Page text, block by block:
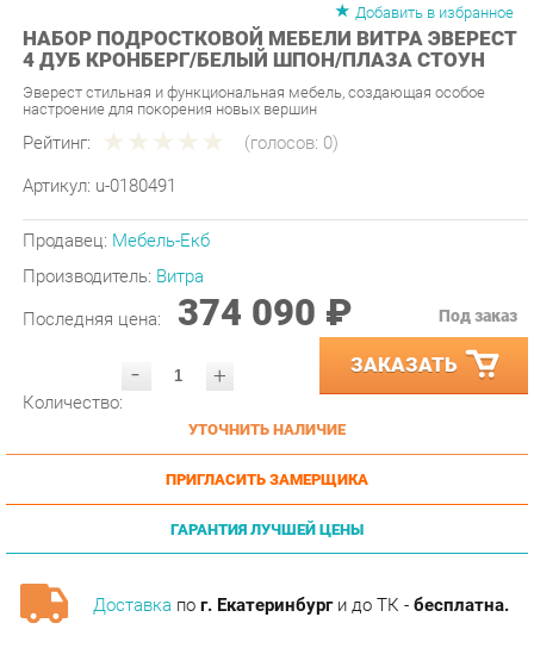
НАБОР ПОДРОСТКОВОЙ МЕБЕЛИ ВИТРА ЭВЕРЕСТ
4 ДУБ КРОНБЕРГ/БЕЛЫЙ ШПОН/ПЛАЗА СТОУН
Эверест стильная и функциональная мебель, создающая особое
Рейтинг: (голосов:0
Артикул: u-0180491
Производитель:Витра
Последняя цена: 374 090 ₽
- ЗАКАЗАТЬ
УТОЧНИТЬ НАЛИЧИЕ
ПРИГЛАСИТЬ ЗАМЕРЩИКА
ГАРАНТИЯ ЛУЧШЕЙ ЦЕНЫ
Доставкапог. Екатеринбурги до ТК -бесплатна.